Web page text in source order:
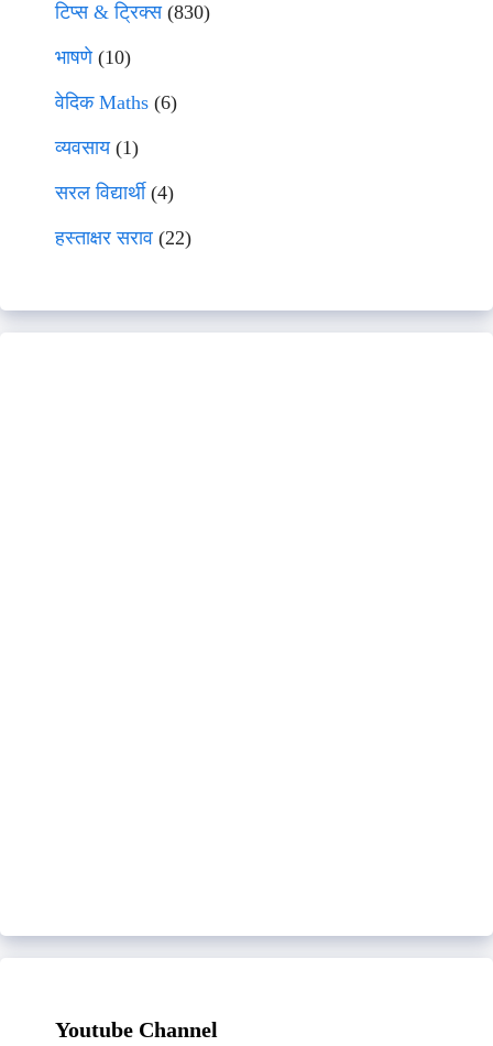
टिप्स & ट्रिक्स(830)
भाषणे(10)
वेदिक Maths (6)
व्यवसाय(1)
सरल विद्यार्थी(4)
हस्ताक्षर सराव (22)
Youtube Channel